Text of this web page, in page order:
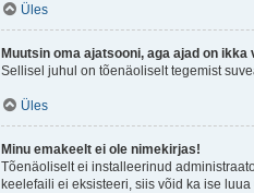
Üles
Muutsin oma ajatsooni, aga ajad on ikka
Sellisel juhul on tõenäoliselt tegemist
Üles
Minu emakeelt ei ole nimekirjas!
Tõenäoliselt ei installeerinud
keelefaili ei eksisteeri, siis võid ka ise